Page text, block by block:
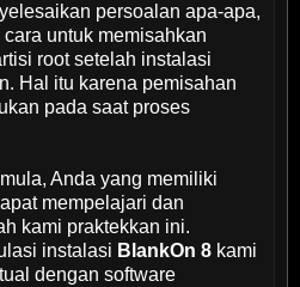
persoalan apa-apa,
untuk memisahkan
root setelah instalasi
Hal itu karena pemisahan
pada saat proses
Anda yang memiliki
mempelajari dan
kami praktekkan ini.
instalasi BlankOn 8 kami
dengan software